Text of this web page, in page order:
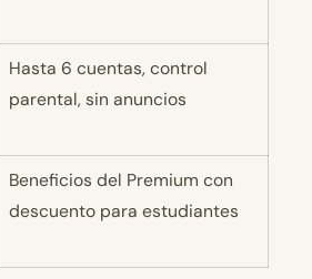
Hasta 6 cuentas, control
parental, sin anuncios
Beneficios del Premium con
descuento para estudiantes